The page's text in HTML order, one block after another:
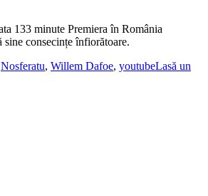
133 minute Premiera în România
consecințe înfiorătoare.
Nosferatu, Willem Dafoe, youtubeLasă un